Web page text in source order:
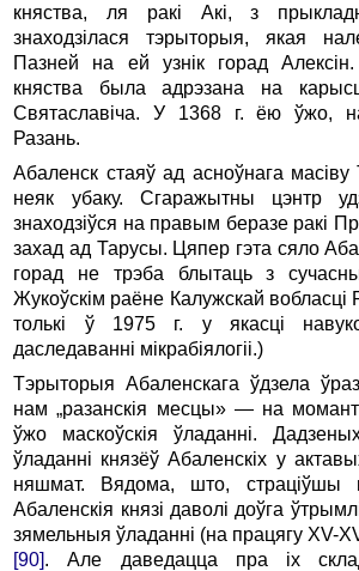
княства, ля ракі Акі, з
знаходзілася тэрыторыя, якая
Пазней на ей узнік горад
княства была адрэзана на
Святаславіча. У 1368 г. ёю ўжо,
Разань.
Абаленск стаяў ад асноўнага масіву
неяк убаку. Сгаражытны цэнтр
знаходзіўся на правым беразе ракі
захад ад Тарусы. Цяпер гэта сяло
горад не трэба блытаць з
Жукоўскім раёне Калужскай вобласці
толькі ў 1975 г. у якасці
даследаванні мікрабіялогіі.)
Тэрыторыя Абаленскага ўдзела
нам „разанскія месцы» — на момант
ўжо маскоўскія ўладанні.
ўладанні князёў Абаленскіх у
няшмат. Вядома, што, страціўшы
Абаленскія князі даволі доўга
зямельныя ўладанні (на працягу XV-
[90]. Але даведацца пра ix